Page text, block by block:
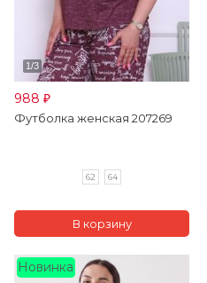
988 ₽
Футболка женская 207269
62 64
Новинка